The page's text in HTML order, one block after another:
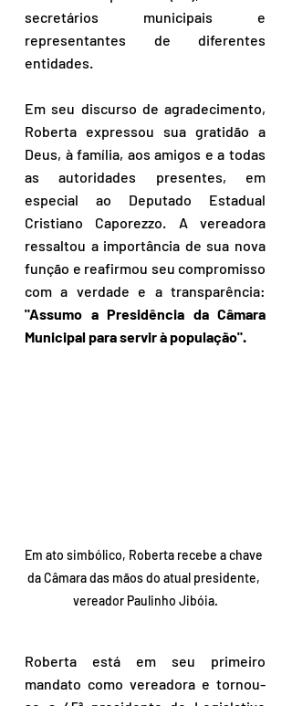
secretários municipais e
representantes de diferentes
entidades.
Em seu discurso de agradecimento,
Roberta expressou sua gratidão a
Deus, à família, aos amigos e a todas
as autoridades presentes, em
especial ao Deputado Estadual
Cristiano Caporezzo. A vereadora
ressaltou a importância de sua nova
função e reafirmou seu compromisso
"Assumo a Presidência da Câmara
Municipal para servir à população".
Em ato simbólico, Roberta recebe a chave
da Câmara das mãos do atual presidente,
vereador Paulinho Jibóia.
Roberta está em seu primeiro
mandato como vereadora e tornou-